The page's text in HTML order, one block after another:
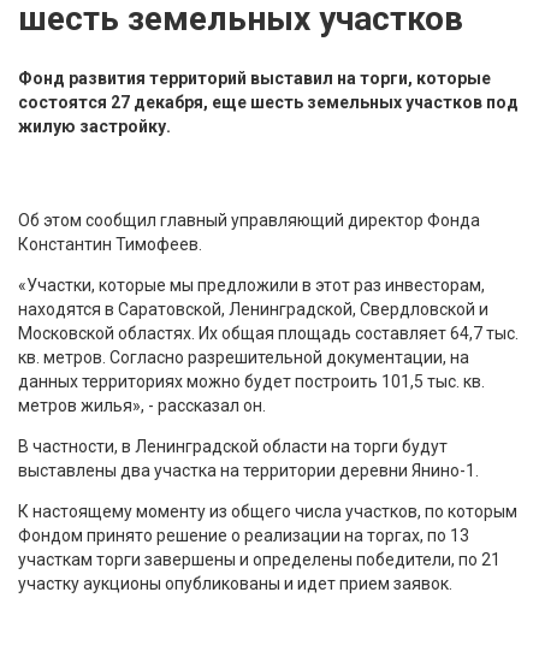
шесть земельных участков
Фонд развития территорий выставил на торги, которые
состоятся 27 декабря, еще шесть земельных участков под
жилую застройку.
Об этом сообщил главный управляющий директор Фонда
Константин Тимофеев.
«Участки, которые мы предложили в этот раз инвесторам,
находятся в Саратовской, Ленинградской, Свердловской и
Московской областях. Их общая площадь составляет 64,7 тыс.
кв. метров. Согласно разрешительной документации, на
данных территориях можно будет построить 101,5 тыс. кв.
метров жилья», - рассказал он.
В частности, в Ленинградской области на торги будут
выставлены два участка на территории деревни Янино-1.
К настоящему моменту из общего числа участков, по которым
Фондом принято решение о реализации на торгах, по 13
участкам торги завершены и определены победители, по 21
участку аукционы опубликованы и идет прием заявок.